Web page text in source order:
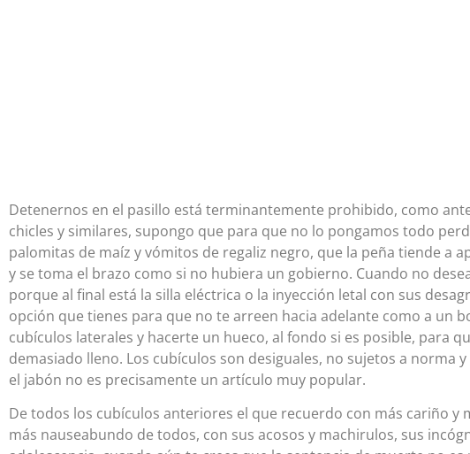
Detenernos en el pasillo está terminantemente prohibido, como
chicles y similares, supongo que para que no lo pongamos todo
palomitas de maíz y vómitos de regaliz negro, que la peña tiende a
y se toma el brazo como si no hubiera un gobierno. Cuando no
porque al final está la silla eléctrica o la inyección letal con sus
opción que tienes para que no te arreen hacia adelante como a un
cubículos laterales y hacerte un hueco, al fondo si es posible, para
demasiado lleno. Los cubículos son desiguales, no sujetos a norma
el jabón no es precisamente un artículo muy popular.
De todos los cubículos anteriores el que recuerdo con más cariño y
más nauseabundo de todos, con sus acosos y machirulos, sus